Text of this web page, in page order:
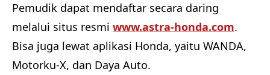
Pemudik dapat mendaftar secara daring
melalui situs resmi www.astra-honda.com.
Bisa juga lewat aplikasi Honda, yaitu WANDA,
Motorku-X, dan Daya Auto.